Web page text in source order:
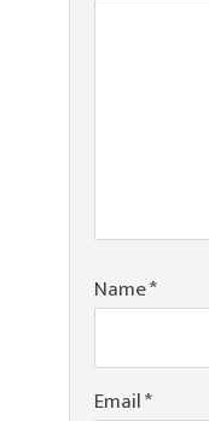
Name*
Email*